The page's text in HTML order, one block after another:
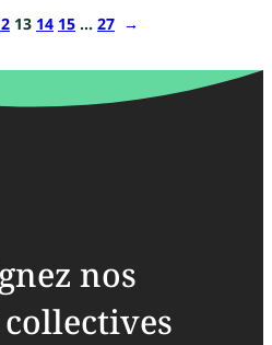
13 14 15 … 27 →
nos